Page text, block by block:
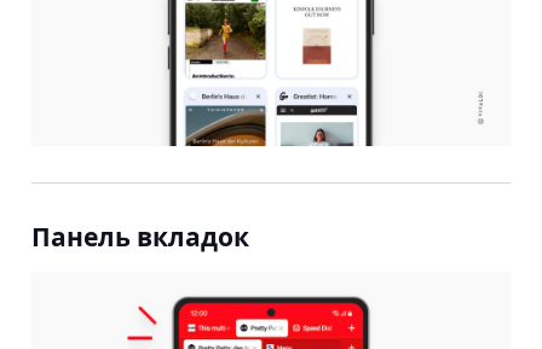
Панель вкладок